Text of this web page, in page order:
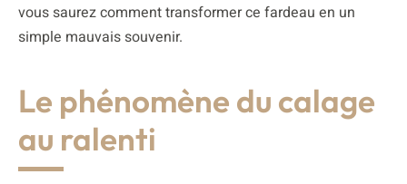
vous saurez comment transformer ce fardeau en un
simple mauvais souvenir.
Le phénomène du calage
au ralenti